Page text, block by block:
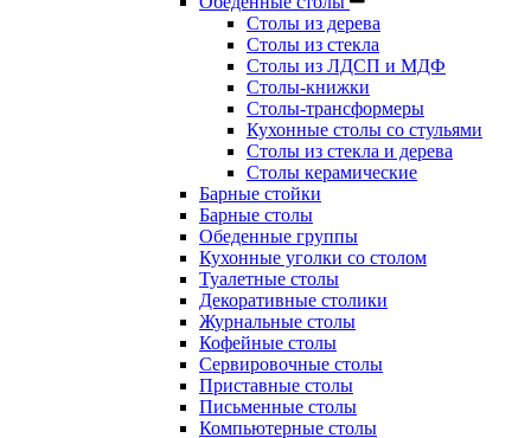
Столы из дерева
Столы из стекла
Столы из ЛДСП и МДФ
Столы-книжки
Столы-трансформеры
Кухонные столы со стульями
Столы из стекла и дерева
Столы керамические
Барные стойки
Барные столы
Обеденные группы
Кухонные уголки со столом
Туалетные столы
Декоративные столики
Журнальные столы
Кофейные столы
Сервировочные столы
Приставные столы
Письменные столы
Компьютерные столы